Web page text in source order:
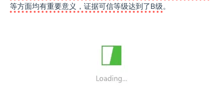
等方面均有重要意义，证据可信等级达到了B级。